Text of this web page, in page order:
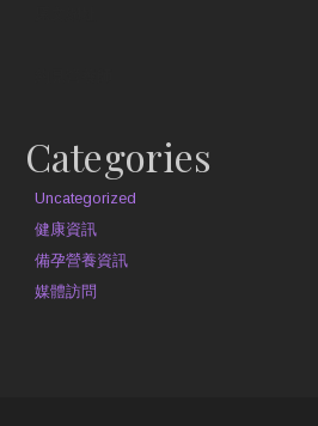
Categories
Uncategorized
健康資訊
備孕營養資訊
媒體訪問